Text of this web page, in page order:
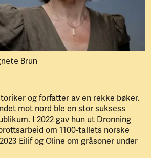
Brun
og forfatter av en rekke bøker.
mot nord ble en stor suksess
I 2022 gav hun ut Dronning
om 1100-tallets norske
Eilif og Oline om gråsoner under